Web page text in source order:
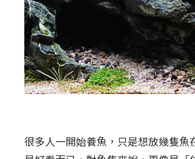
很多人一開始養魚，只是想放幾隻魚